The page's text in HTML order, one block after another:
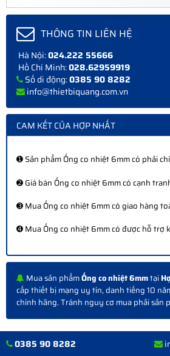
THÔNG TIN LIÊN HỆ
Hà Nội:024.222 55666
Hồ Chí Minh:028.62959919
Số di động:0385 90 8282
info@thietbiquang.com.vn
CAM KẾT CỦA HỢP NHẤT
➊ Sản phẩm Ống co nhiệt 6mm có phải
➋ Giá bán Ống co nhiệt 6mm có cạnh
➌ Mua Ống co nhiệt 6mm có giao hàng
➍ Mua Ống co nhiệt 6mm có được hỗ trợ
Mua sản phẩmỐng co nhiệt 6mmtại
cấp thiết bị mạng uy tín, danh tiếng 10
chính hãng. Tránh nguy cơ mua phải sản
0385 90 8282